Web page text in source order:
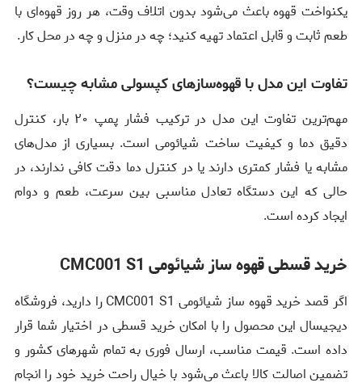
یکنواخت قهوه باعث می‌شود بدون اتلاف وقت، هر روز قهوه‌ای با
طعم ثابت و قابل اعتماد تهیه کنید؛ چه در منزل و چه در محل کار.
تفاوت این مدل با قهوه‌سازهای کپسولی مشابه چیست؟
مهم‌ترین تفاوت این مدل در ترکیب فشار پمپ ۲۰ بار، کنترل
دقیق دما و کیفیت ساخت شیائومی است. بسیاری از مدل‌های
مشابه یا فشار کمتری دارند یا در کنترل دما دقت کافی ندارند، در
حالی که این دستگاه تعادل مناسبی بین سرعت، طعم و دوام
ایجاد کرده است.
خرید قسطی قهوه ساز شیائومی CMC001 S1
اگر قصد خرید قهوه ساز شیائومی CMC001 S1 را دارید، فروشگاه
دیجیسال این محصول را با امکان خرید قسطی در اختیار شما قرار
داده است. قیمت مناسب، ارسال فوری به تمام شهرهای کشور و
تضمین اصالت کالا باعث می‌شود با خیال راحت خرید خود را انجام